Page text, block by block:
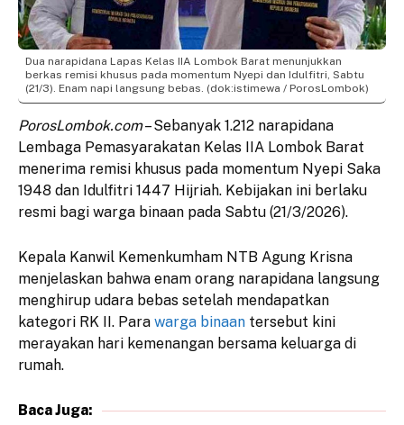
Dua narapidana Lapas Kelas IIA Lombok Barat menunjukkan
berkas remisi khusus pada momentum Nyepi dan Idulfitri, Sabtu
(21/3). Enam napi langsung bebas. (dok:istimewa / PorosLombok)
PorosLombok.com– Sebanyak 1.212 narapidana
Lembaga Pemasyarakatan Kelas IIA Lombok Barat
menerima remisi khusus pada momentum Nyepi Saka
1948 dan Idulfitri 1447 Hijriah. Kebijakan ini berlaku
resmi bagi warga binaan pada Sabtu (21/3/2026).
​Kepala Kanwil Kemenkumham NTB Agung Krisna
menjelaskan bahwa enam orang narapidana langsung
menghirup udara bebas setelah mendapatkan
kategori RK II. Para warga binaan tersebut kini
merayakan hari kemenangan bersama keluarga di
rumah.
Baca Juga: